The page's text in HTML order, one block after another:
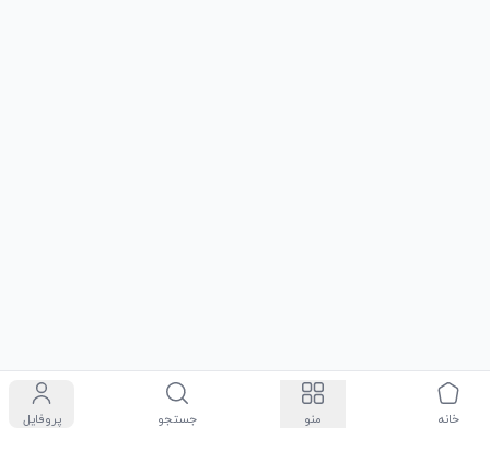
خانه منو جستجو پروفایل